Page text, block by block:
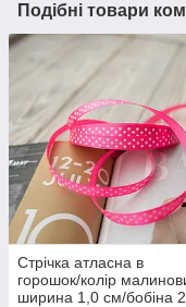
Подібні товари
Стрічка атласна в
горошок/колір
ширина 1,0 см/бобіна